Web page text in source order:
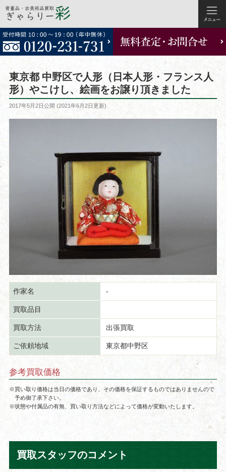
コ
ン
テ
東京都 中野区で人形（日本人形・フランス人
形）やこけし、絵画をお譲り頂きました
投
2017年5月2日公開 (2021年6月2日更新)
作家名 -
買取品目
買取方法 出張買取
ご依頼地域 東京都中野区
参考買取価格
※買い取り価格は当日の価格であり、その価格を保証するものではありませんので
予め御了承下さい。
※状態や付属品の有無、買い取り方法などによって価格が変動いたします。
買取スタッフのコメント